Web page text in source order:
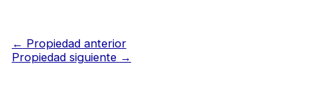
← Propiedad anterior
Propiedad siguiente →